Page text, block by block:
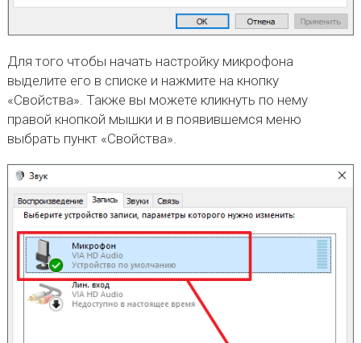
Для того чтобы начать настройку микрофона
выделите его в списке и нажмите на кнопку
«Свойства». Также вы можете кликнуть по нему
правой кнопкой мышки и в появившемся меню
выбрать пункт «Свойства».